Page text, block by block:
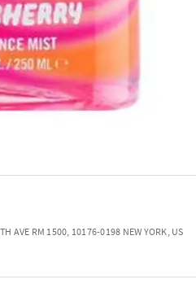
AVE RM 1500, 10176-0198 NEW YORK, US